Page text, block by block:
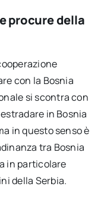
procure della
con la Bosnia
si scontra con
in Bosnia
in questo senso è
tra Bosnia
in particolare
della Serbia.